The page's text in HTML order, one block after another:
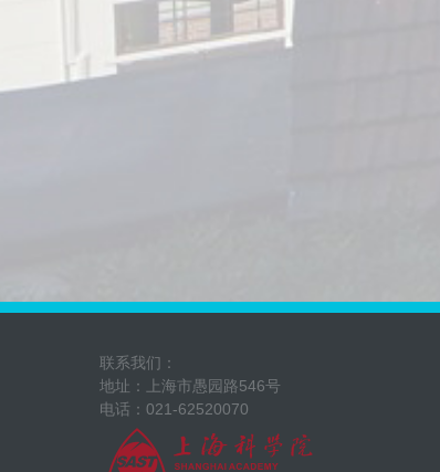
理事长杨玉洲出席会议并讲
话，中共上海市科学技术工作
联系我们：
地址：上海市愚园路546号
电话：021-62520070